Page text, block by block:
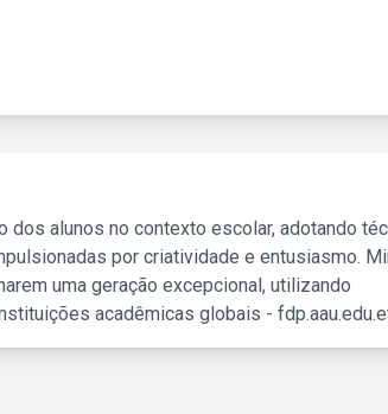
dos alunos no contexto escolar, adotando
por criatividade e entusiasmo.
uma geração excepcional, utilizando
acadêmicas globais -